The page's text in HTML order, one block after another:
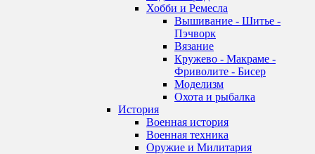
Хобби и Ремесла
Вышивание - Шитье -
Пэчворк
Вязание
Кружево - Макраме -
Фриволите - Бисер
Моделизм
Охота и рыбалка
История
Военная история
Военная техника
Оружие и Милитария